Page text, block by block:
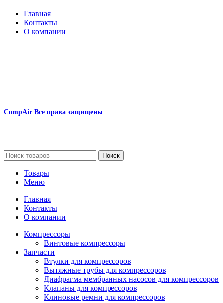
Главная
Контакты
О компании
CompAir Все права защищены
Поиск
Товары
Меню
Главная
Контакты
О компании
Компрессоры
Винтовые компрессоры
Запчасти
Втулки для компрессоров
Вытяжные трубы для компрессоров
Диафрагма мембранных насосов для компрессоров
Клапаны для компрессоров
Клиновые ремни для компрессоров